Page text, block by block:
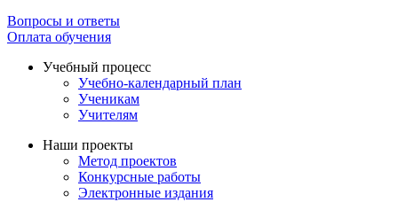
Вопросы и ответы
Оплата обучения
Учебный процесс
Учебно-календарный план
Ученикам
Учителям
Наши проекты
Метод проектов
Конкурсные работы
Электронные издания